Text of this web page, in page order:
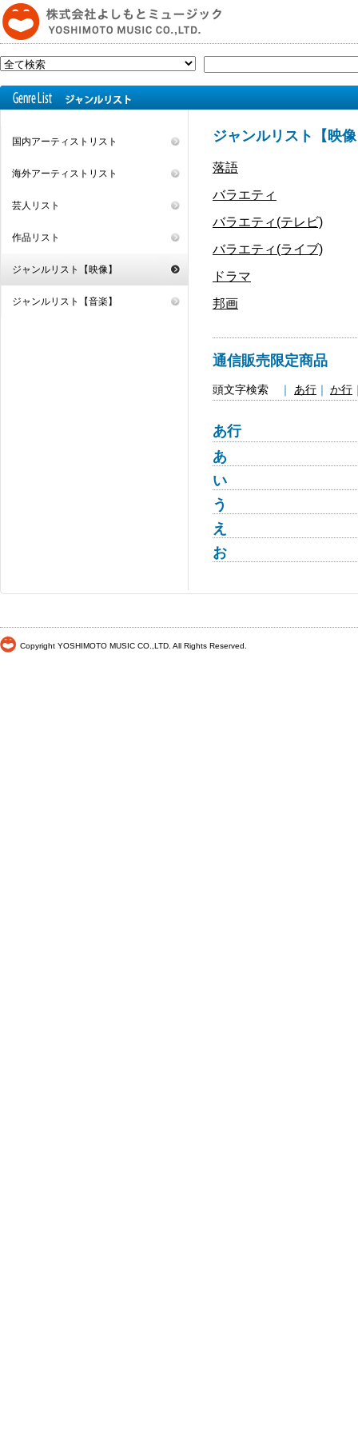
国内アーティストリスト
海外アーティストリスト
芸人リスト
作品リスト
ジャンルリスト【映像】
ジャンルリスト【音楽】
ジャンルリスト【映
落語
バラエティ
バラエティ(テレビ)
バラエティ(ライブ)
ドラマ
邦画
通信販売限定商品
頭文字検索 ｜ あ行 ｜ か行
あ行
あ
い
う
え
お
Copyright YOSHIMOTO MUSIC CO.,LTD. All Rights Reserved.